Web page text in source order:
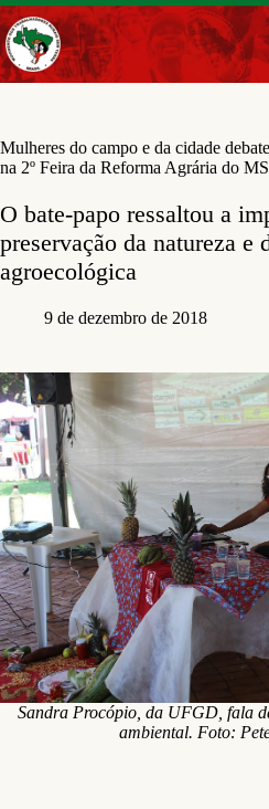
Pular
para
o
conteúdo
Mulheres do campo e da cidade
na 2º Feira da Reforma Agrária do MS
O bate-papo ressaltou a
preservação da natureza e
agroecológica
9 de dezembro de 2018
Sandra Procópio, da UFGD, fala
ambiental. Foto: